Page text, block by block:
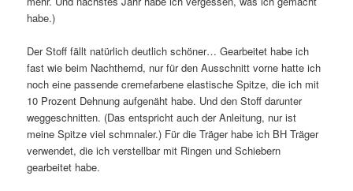
habe.)
Der Stoff fällt natürlich deutlich schöner… Gearbeitet habe ich
fast wie beim Nachthemd, nur für den Ausschnitt vorne hatte ich
noch eine passende cremefarbene elastische Spitze, die ich mit
10 Prozent Dehnung aufgenäht habe. Und den Stoff darunter
weggeschnitten. (Das entspricht auch der Anleitung, nur ist
meine Spitze viel schmnaler.) Für die Träger habe ich BH Träger
verwendet, die ich verstellbar mit Ringen und Schiebern
gearbeitet habe.